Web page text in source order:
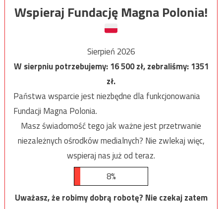
Wspieraj Fundację Magna Polonia!
Sierpień 2026
W sierpniu potrzebujemy:16 500zł, zebraliśmy:1351
zł.
Państwa wsparcie jest niezbędne dla funkcjonowania
Fundacji Magna Polonia.
Masz świadomość tego jak ważne jest przetrwanie
niezależnych ośrodków medialnych? Nie zwlekaj więc,
wspieraj nas już od teraz.
8%
Uważasz, że robimy dobrą robotę? Nie czekaj zatem